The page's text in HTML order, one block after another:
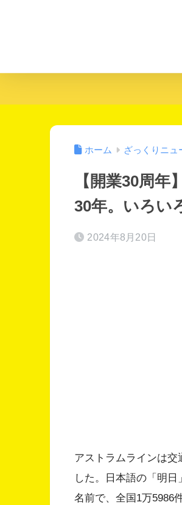
ホーム ざっくりニュ
【開業30周
30年。いろい
2024年8月20日
アストラムラインは交
した。日本語の「明
名前で、全国1万5986